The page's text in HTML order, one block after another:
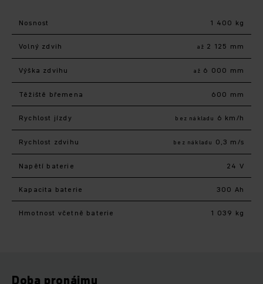
Nosnost 1 400 kg
Volný zdvih až 2 125 mm
Výška zdvihu až 6 000 mm
Těžiště břemena 600 mm
Rychlost jízdy bez nákladu 6 km/h
Rychlost zdvihu bez nákladu 0,3 m/s
Napětí baterie 24 V
Kapacita baterie 300 Ah
Hmotnost včetně baterie 1 039 kg
Doba pronájmu